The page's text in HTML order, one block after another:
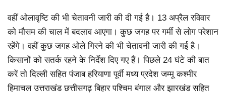
वहीं ओलावृष्टि की भी चेतावनी जारी की दी गई है। 13 अप्रैल रविवार
को मौसम की चाल में बदलाव आएगा। कुछ जगह पर गर्मी से लोग परेशान
रहेंगे। वहीं कुछ जगह ओले गिरने की भी चेतावनी जारी की गई है।
किसानों को सतर्क रहने के निर्देश दिए गए हैं। पिछले 24 घंटे की बात
करें तो दिल्ली सहित पंजाब हरियाणा पूर्वी मध्य प्रदेश जम्मू कश्मीर
हिमाचल उत्तराखंड छत्तीसगढ़ बिहार पश्चिम बंगाल और झारखंड सहित